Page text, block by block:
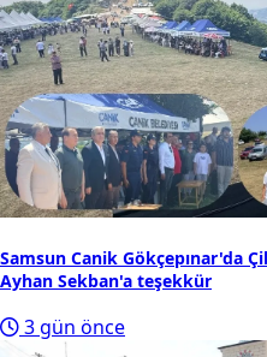
Samsun Canik Gökçepınar'da
Ayhan Sekban'a teşekkür
3 gün önce